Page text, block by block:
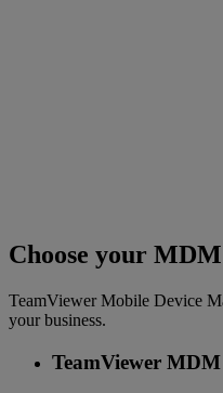
Choose your
TeamViewer Mobile Device
your business.
TeamViewer MDM